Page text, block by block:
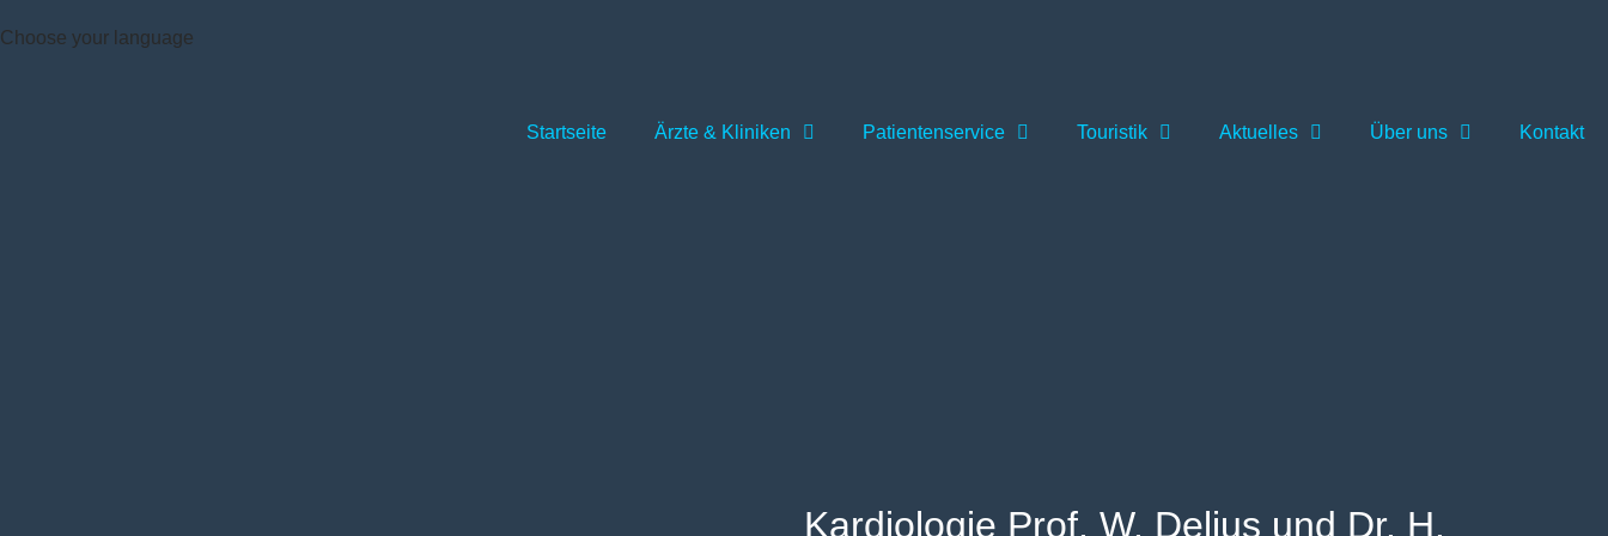
Choose your language
Startseite Ärzte & Kliniken Patientenservice Touristik Aktuelles Über uns Kontakt
Kardiologie Prof. W. Delius und Dr. H.